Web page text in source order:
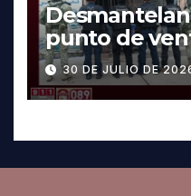
punto de
Pachuca;
30 DE JULIO DE